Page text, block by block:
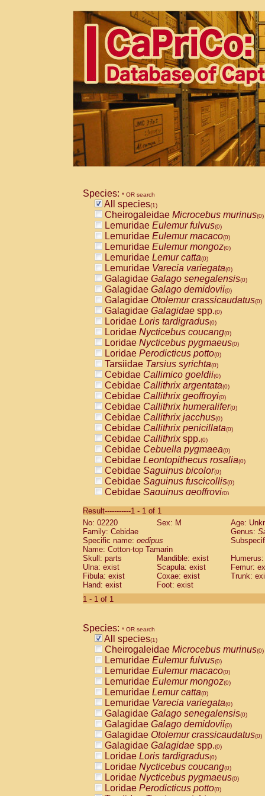
Species: * OR search
All species(1)
Cheirogaleidae Microcebus murinus(0)
Lemuridae Eulemur fulvus(0)
Lemuridae Eulemur macaco(0)
Lemuridae Eulemur mongoz(0)
Lemuridae Lemur catta(0)
Lemuridae Varecia variegata(0)
Galagidae Galago senegalensis(0)
Galagidae Galago demidovii(0)
Galagidae Otolemur crassicaudatus(0)
Galagidae Galagidae spp.(0)
Loridae Loris tardigradus(0)
Loridae Nycticebus coucang(0)
Loridae Nycticebus pygmaeus(0)
Loridae Perodicticus potto(0)
Tarsiidae Tarsius syrichta(0)
Cebidae Callimico goeldii(0)
Cebidae Callithrix argentata(0)
Cebidae Callithrix geoffroyi(0)
Cebidae Callithrix humeralifer(0)
Cebidae Callithrix jacchus(0)
Cebidae Callithrix penicillata(0)
Cebidae Callithrixspp.(0)
Cebidae Cebuella pygmaea(0)
Cebidae Leontopithecus rosalia(0)
Cebidae Saguinus bicolor(0)
Cebidae Saguinus fuscicollis(0)
Cebidae Saguinus geoffroyi(0)
CebidaeSaguinus labiatus(0)
Cebidae Saguinus leucopus (0)
Cebidae
CebidaeSaguinus mystax
Cebidae Saguinus nigricollis (0)
Cebidae Saguinus oedipus
Cebidae Saguinus weddelli
Cebidae Saguinusspp.
Cebidae
CebidaeCebus capucinus
CebidaeCebus nigrivittatus
CebidaeCebus spp.(0)
CebidaeSaimiri boliviensis(0)
CebidaeSaimiri sciureus(0)
AtelidaeAlouatta caraya(0)
AtelidaeAlouatta fusca(0)
AtelidaeAlouatta seniculus(0)
AtelidaeAlouattaspp.(0)
AtelidaeAteles belzebuth(0)
AtelidaeAteles geoffroyi(0)
AtelidaeAteles paniscus(0)
AtelidaeAtelesspp.(0)
AtelidaeLagothrix lagothricha(0)
AtelidaeLagothrix lagothricha cana
PitheciidaeCacajao calvus
Result-----------1 - 1 of 1
No: 02220
Sex: M
Age:
Family: Cebidae
Genus:
Specific name: oedipus
Name: Cotton-top Tamarin
Skull: parts
Mandible: exist
Ulna: exist
Scapula: exist
Femur:
Fibula: exist
Coxae: exist
Trunk:
Hand: exist
Foot: exist
1 - 1 of 1
Species: * OR search
All species(1)
Cheirogaleidae Microcebus murinus(0)
Lemuridae Eulemur fulvus(0)
Lemuridae Eulemur macaco(0)
Lemuridae Eulemur mongoz(0)
Lemuridae Lemur catta(0)
Lemuridae Varecia variegata(0)
Galagidae Galago senegalensis(0)
Galagidae Galago demidovii(0)
Galagidae Otolemur crassicaudatus(0)
Galagidae Galagidae spp.(0)
Loridae Loris tardigradus(0)
Loridae Nycticebus coucang(0)
Loridae Nycticebus pygmaeus(0)
Loridae Perodicticus potto(0)